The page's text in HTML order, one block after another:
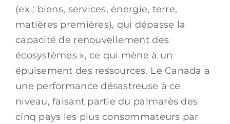
(ex : biens, services, énergie, terre,
matières premières), qui dépasse la
capacité de renouvellement des
écosystèmes », ce qui mène à un
épuisement des ressources. Le Canada a
une performance désastreuse à ce
niveau, faisant partie du palmarès des
cinq pays les plus consommateurs par